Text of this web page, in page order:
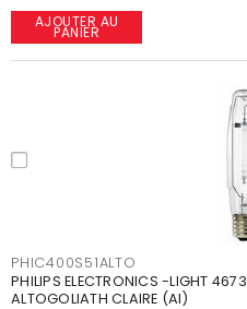
AJOUTER AU
PANIER
PHIC400S51ALTO
PHILIPS ELECTRONICS -LIGHT
ALTOGOLIATH CLAIRE (AI)